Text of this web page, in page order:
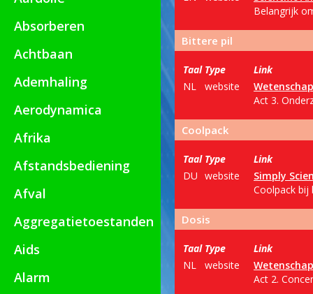
Absorberen
Achtbaan
Ademhaling
Aerodynamica
Afrika
Afstandsbediening
Afval
Aggregatietoestanden
Aids
Alarm
Belangrijk
Bittere pil
Taal Type
Link
NL
website
Act 3.
Coolpack
Taal Type
Link
DU website
Simply
Coolpack bij
Dosis
Taal Type
Link
NL
website
Act 2.